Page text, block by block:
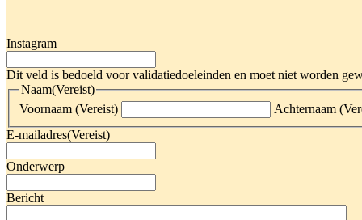
Instagram
Dit veld is bedoeld voor validatiedoeleinden en moet niet worden
Naam(Vereist)
Voornaam (Vereist) Achternaam
E-mailadres(Vereist)
Onderwerp
Bericht